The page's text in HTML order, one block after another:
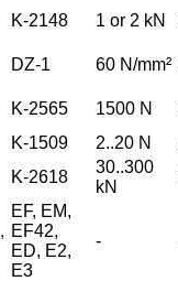
K-2148
1 or 2 kN
DZ-1
60 N/mm²
K-2565
1500 N
K-1509
2..20 N
K-2618
30..300
kN
EF, EM,
EF42,
ED, E2,
E3
-